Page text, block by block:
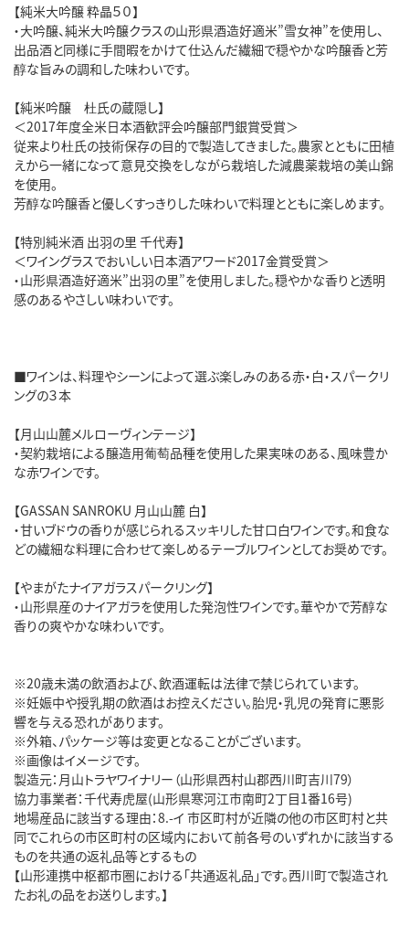
【純米大吟醸 粋晶５０】
・大吟醸、純米大吟醸クラスの山形県酒造好適米”雪女神”を使用し、
出品酒と同様に手間暇をかけて仕込んだ繊細で穏やかな吟醸香と芳
醇な旨みの調和した味わいです。
【純米吟醸 杜氏の蔵隠し】
＜2017年度全米日本酒歓評会吟醸部門銀賞受賞＞
従来より杜氏の技術保存の目的で製造してきました。農家とともに田植
えから一緒になって意見交換をしながら栽培した減農薬栽培の美山錦
を使用。
芳醇な吟醸香と優しくすっきりした味わいで料理とともに楽しめます。
【特別純米酒 出羽の里 千代寿】
＜ワイングラスでおいしい日本酒アワード2017金賞受賞＞
・山形県酒造好適米”出羽の里”を使用しました。穏やかな香りと透明
感のあるやさしい味わいです。
■ワインは、料理やシーンによって選ぶ楽しみのある赤・白・スパークリ
ングの３本
【月山山麓メルローヴィンテージ】
・契約栽培による醸造用葡萄品種を使用した果実味のある、風味豊か
な赤ワインです。
【GASSAN SANROKU 月山山麓 白】
・甘いブドウの香りが感じられるスッキリした甘口白ワインです。和食な
どの繊細な料理に合わせて楽しめるテーブルワインとしてお奨めです。
【やまがたナイアガラスパークリング】
・山形県産のナイアガラを使用した発泡性ワインです。華やかで芳醇な
香りの爽やかな味わいです。
※20歳未満の飲酒および、飲酒運転は法律で禁じられています。
※妊娠中や授乳期の飲酒はお控えください。胎児・乳児の発育に悪影
響を与える恐れがあります。
※外箱、パッケージ等は変更となることがございます。
※画像はイメージです。
製造元：月山トラヤワイナリー（山形県西村山郡西川町吉川79）
協力事業者：千代寿虎屋(山形県寒河江市南町2丁目1番16号)
地場産品に該当する理由：8.-イ 市区町村が近隣の他の市区町村と共
同でこれらの市区町村の区域内において前各号のいずれかに該当する
ものを共通の返礼品等とするもの
【山形連携中枢都市圏における「共通返礼品」です。西川町で製造され
たお礼の品をお送りします。】